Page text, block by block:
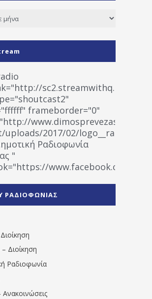
frameborder="0"
www.dimosprevezas.gr/wp-
uploads/2017/02/
Ραδιοφωνία
"
www.facebook.com/
" artist="" ]
ΡΑΔΙΟΦΩΝΙΑΣ
Διοίκηση
Ραδιοφωνία
Ανακοινώσεις